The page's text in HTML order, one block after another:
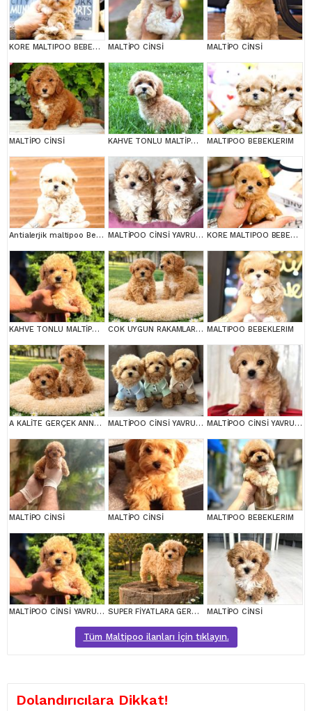
KORE MALTIPOO BEBEKLERIM MALTİPO CİNSİ MALTİPO CİNSİ
MALTİPO CİNSİ KAHVE TONLU MALTİPOO CİNSİ YAVRULAR MALTIPOO BEBEKLERIM
Antialerjik maltipoo Bebeklerim MALTİPOO CİNSİ YAVRULAR EV ÜRETİMİ KORE MALTIPOO BEBEKLERIM
KAHVE TONLU MALTİPOO CİNSİ YAVRULAR COK UYGUN RAKAMLARA GERÇEK MALTİPOO YAVRULAR MALTIPOO BEBEKLERIM
A KALİTE GERÇEK ANNE BABA MALTİPOO YAVRULAR MALTİPOO CİNSİ YAVRULAR EV ÜRETİMİ MALTİPOO CİNSİ YAVRULAR EV ÜRETİMİ
MALTİPO CİNSİ MALTİPO CİNSİ MALTIPOO BEBEKLERIM
MALTİPOO CİNSİ YAVRULAR EV ÜRETİMİ SUPER FİYATLARA GERÇEK MALTİPOO YAVRULAR MALTİPO CİNSİ
Tüm Maltipoo ilanları İçin tıklayın.
Dolandırıcılara Dikkat!